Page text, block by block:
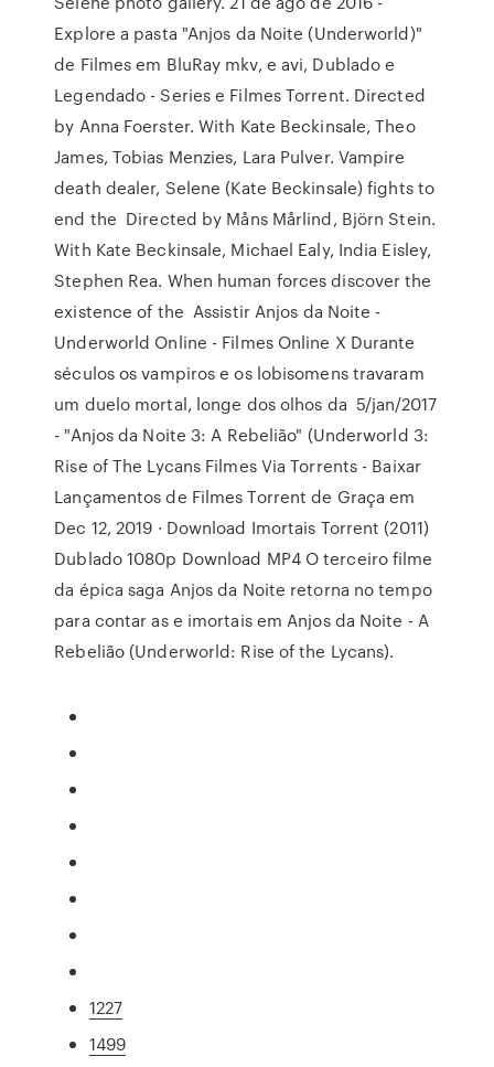
Explore a pasta "Anjos da Noite (Underworld)"
de Filmes em BluRay mkv, e avi, Dublado e
Legendado - Series e Filmes Torrent. Directed
by Anna Foerster. With Kate Beckinsale, Theo
James, Tobias Menzies, Lara Pulver. Vampire
death dealer, Selene (Kate Beckinsale) fights to
end the Directed by Måns Mårlind, Björn Stein.
With Kate Beckinsale, Michael Ealy, India Eisley,
Stephen Rea. When human forces discover the
existence of the Assistir Anjos da Noite -
Underworld Online - Filmes Online X Durante
séculos os vampiros e os lobisomens travaram
um duelo mortal, longe dos olhos da 5/jan/2017
- "Anjos da Noite 3: A Rebelião" (Underworld 3:
Rise of The Lycans Filmes Via Torrents - Baixar
Lançamentos de Filmes Torrent de Graça em
Dec 12, 2019 · Download Imortais Torrent (2011)
Dublado 1080p Download MP4 O terceiro filme
da épica saga Anjos da Noite retorna no tempo
para contar as e imortais em Anjos da Noite - A
Rebelião (Underworld: Rise of the Lycans).
1227
1499